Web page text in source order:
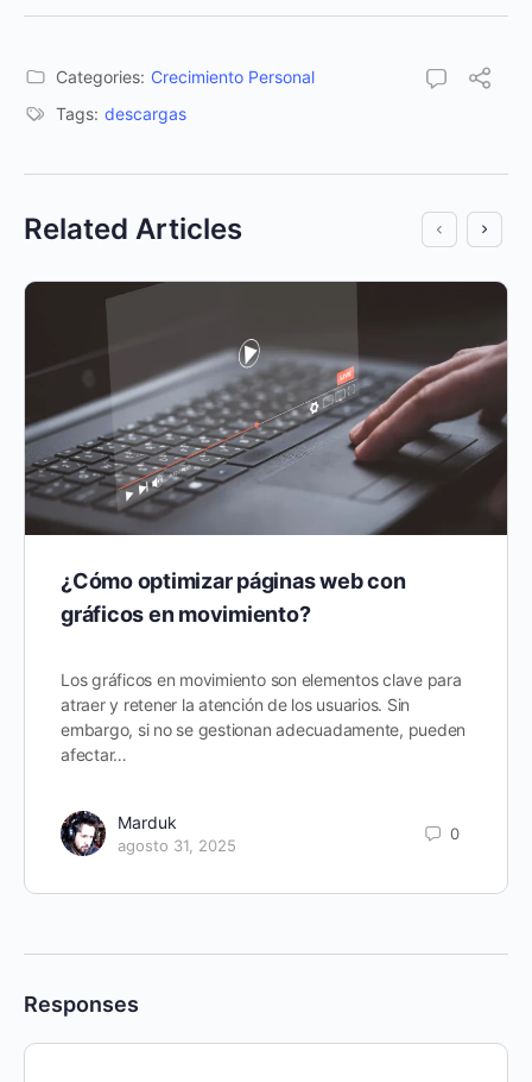
Categories: Crecimiento Personal
Tags: descargas
Related Articles
¿Cómo optimizar páginas web con
gráficos en movimiento?
Los gráficos en movimiento son elementos clave para
atraer y retener la atención de los usuarios. Sin
embargo, si no se gestionan adecuadamente, pueden
afectar…
Marduk
agosto 31, 2025
0
Responses